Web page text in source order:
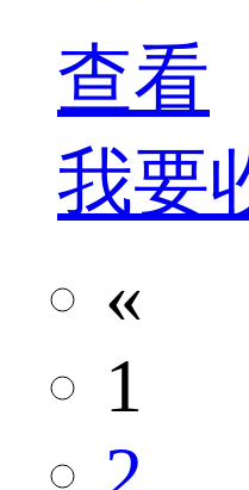
查看
我要
«
1